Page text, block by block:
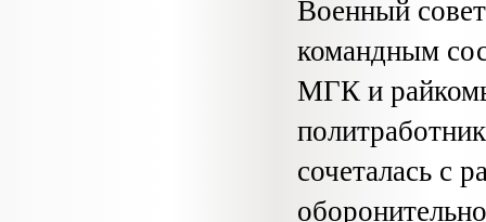
Военный
команд­ным
МГК и
сочеталась с